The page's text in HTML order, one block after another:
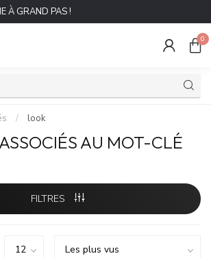
À GRAND PAS !
0
/ look
AU MOT-CLÉ
FILTRES